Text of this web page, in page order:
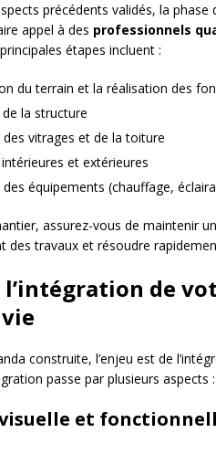
précédents validés, la
appel à des professionnels
étapes incluent :
du terrain et la réalisation des
la structure
des vitrages et de la toiture
et extérieures
des équipements (chauffage,
assurez-vous de maintenir
des travaux et résoudre
de
construite, l’enjeu est de
passe par plusieurs aspects :
et